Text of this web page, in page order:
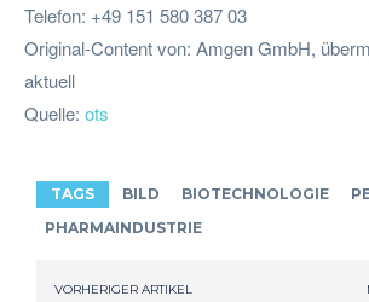
Telefon: +49 151 580 387 03
Original-Content von: Amgen GmbH,
aktuell
Quelle: ots
TAGS BILD BIOTECHNOLOGIE
PHARMAINDUSTRIE
VORHERIGER ARTIKEL